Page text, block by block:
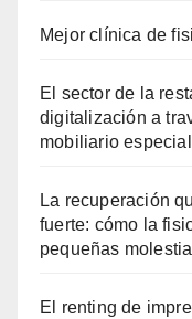
Mejor clínica de
El sector de la
digitalización a
mobiliario
La recuperación
fuerte: cómo la
pequeñas
El renting de